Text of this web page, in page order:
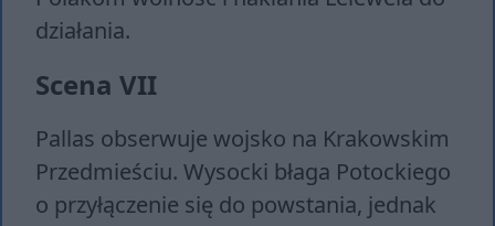
działania.
Scena VII
Pallas obserwuje wojsko na Krakowskim
Przedmieściu. Wysocki błaga Potockiego
o przyłączenie się do powstania, jednak